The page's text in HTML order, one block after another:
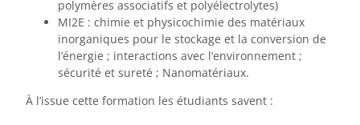
polymères associatifs et polyélectrolytes)
MI2E : chimie et physicochimie des matériaux
inorganiques pour le stockage et la conversion de
l’énergie ; interactions avec l’environnement ;
sécurité et sureté ; Nanomatériaux.
À l’issue cette formation les étudiants savent :